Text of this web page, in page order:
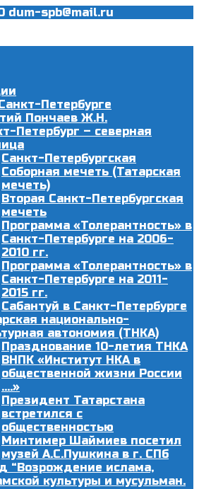
dum-spb@mail.ru
Петербурге
Пончаев Ж.Н.
Петербург – северная
Санкт-Петербургская
Соборная мечеть (Татарская
мечеть)
Вторая Санкт-Петербургская
мечеть
Программа «Толерантность» в
Санкт-Петербурге на 2006-
2010 гг.
Программа «Толерантность» в
Санкт-Петербурге на 2011-
2015 гг.
Сабантуй в Санкт-Петербурге
национально-
автономия (ТНКА)
Празднование 10-летия ТНКА
ВНПК «Институт НКА в
общественной жизни России
….»
Президент Татарстана
встретился с
общественностью
Минтимер Шаймиев посетил
музей А.С.Пушкина в г. СПб
“Возрождение ислама,
культуры и мусульман.